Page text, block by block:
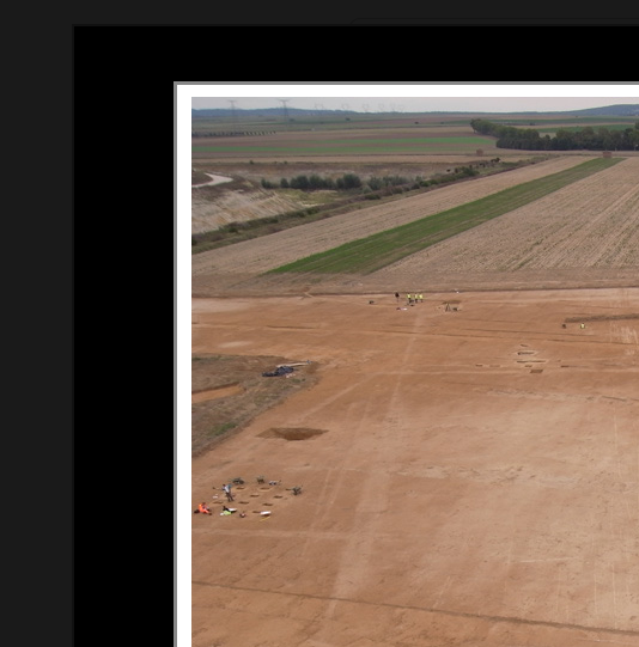
Tous droits réservés (c) Thomas Sagory
Contact : thomas[at]du-ciel.com - 06 61 44 01 47